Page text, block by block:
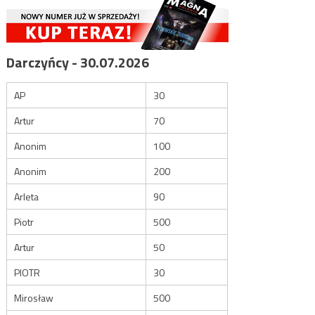
Darczyńcy - 30.07.2026
AP
30
Artur
70
Anonim
100
Anonim
200
Arleta
90
Piotr
500
Artur
50
PIOTR
30
Mirosław
500